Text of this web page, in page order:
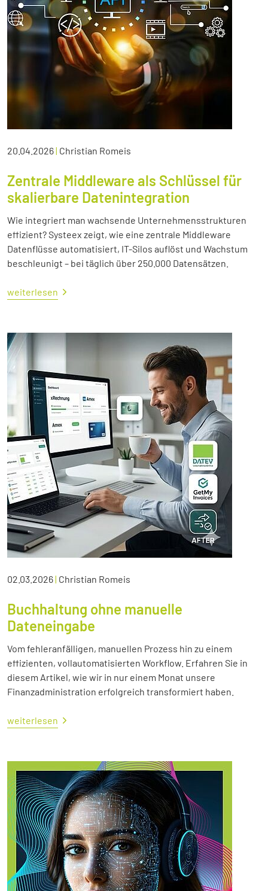
20.04.2026| Christian Romeis
Zentrale Middleware als Schlüssel für
skalierbare Datenintegration
Wie integriert man wachsende Unternehmensstrukturen
effizient? Systeex zeigt, wie eine zentrale Middleware
Datenflüsse automatisiert, IT-Silos auflöst und Wachstum
beschleunigt – bei täglich über 250.000 Datensätzen.
weiterlesen
02.03.2026| Christian Romeis
Buchhaltung ohne manuelle
Dateneingabe
Vom fehleranfälligen, manuellen Prozess hin zu einem
effizienten, vollautomatisierten Workflow. Erfahren Sie in
diesem Artikel, wie wir in nur einem Monat unsere
Finanzadministration erfolgreich transformiert haben.
weiterlesen